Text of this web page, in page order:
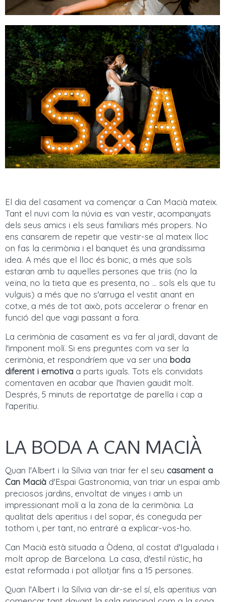
El dia del casament va començar a Can Macià mateix.
Tant el nuvi com la núvia es van vestir, acompanyats
dels seus amics i els seus familiars més propers. No
ens cansarem de repetir que vestir-se al mateix lloc
on fas la cerimònia i el banquet és una grandíssima
idea. A més que el lloc és bonic, a més que sols
estaran amb tu aquelles persones que trïis (no la
veïna, no la tieta que es presenta, no ... sols els que tu
vulguis) a més que no s'arruga el vestit anant en
cotxe, a més de tot això, pots accelerar o frenar en
funció del que vagi passant a fora.
La cerimònia de casament es va fer al jardí, davant de
l'imponent molí. Si ens preguntes com va ser la
cerimònia, et respondríem que va ser una boda
diferent i emotiva a parts iguals. Tots els convidats
comentaven en acabar que l'havien gaudit molt.
Després, 5 minuts de reportatge de parella i cap a
l'aperitiu.
LA BODA A CAN MACIÀ
Quan l'Albert i la Sílvia van triar fer el seu casament a
Can Macià d'Espai Gastronomia, van triar un espai amb
preciosos jardins, envoltat de vinyes i amb un
impressionant molí a la zona de la cerimònia. La
qualitat dels aperitius i del sopar, és coneguda per
tothom i, per tant, no entraré a explicar-vos-ho.
Can Macià està situada a Òdena, al costat d'Igualada i
molt aprop de Barcelona. La casa, d'estil rústic, ha
estat reformada i pot allotjar fins a 15 persones.
Quan l'Albert i la Sílvia van dir-se el sí, els aperitius van